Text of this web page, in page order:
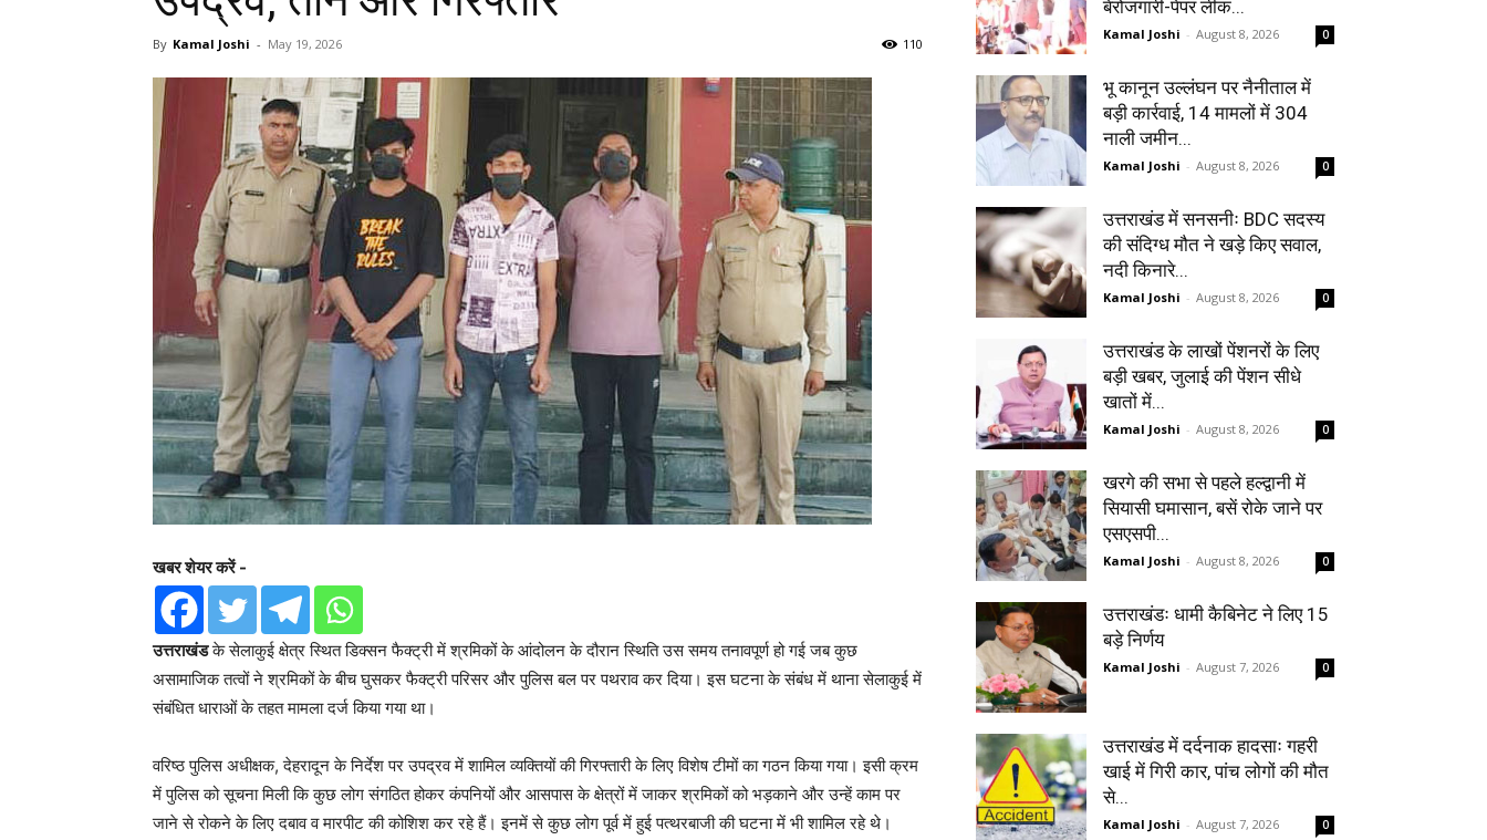
By Kamal Joshi - May 19, 2026 110
खबर शेयर करें -
उत्तराखंडके सेलाकुई क्षेत्र स्थित डिक्सन फैक्ट्री में श्रमिकों के आंदोलन के दौरान स्थिति उस समय तनावपूर्ण हो गई जब कुछ
असामाजिक तत्वों ने श्रमिकों के बीच घुसकर फैक्ट्री परिसर और पुलिस बल पर पथराव कर दिया। इस घटना के संबंध में थाना सेलाकुई में
संबंधित धाराओं के तहत मामला दर्ज किया गया था।
वरिष्ठ पुलिस अधीक्षक, देहरादून के निर्देश पर उपद्रव में शामिल व्यक्तियों की गिरफ्तारी के लिए विशेष टीमों का गठन किया गया। इसी क्रम
में पुलिस को सूचना मिली कि कुछ लोग संगठित होकर कंपनियों और आसपास के क्षेत्रों में जाकर श्रमिकों को भड़काने और उन्हें काम पर
जाने से रोकने के लिए दबाव व मारपीट की कोशिश कर रहे हैं। इनमें से कुछ लोग पूर्व में हुई पत्थरबाजी की घटना में भी शामिल रहे थे।
बेरोजगारी-पेपर लीक...
Kamal Joshi - August 8, 2026 0
भू कानून उल्लंघन पर नैनीताल में
बड़ी कार्रवाई, 14 मामलों में 304
नाली जमीन...
Kamal Joshi - August 8, 2026 0
उत्तराखंड में सनसनीः BDC सदस्य
की संदिग्ध मौत ने खड़े किए सवाल,
नदी किनारे...
Kamal Joshi - August 8, 2026 0
उत्तराखंड के लाखों पेंशनरों के लिए
बड़ी खबर, जुलाई की पेंशन सीधे
खातों में...
Kamal Joshi - August 8, 2026 0
खरगे की सभा से पहले हल्द्वानी में
सियासी घमासान, बसें रोके जाने पर
एसएसपी...
Kamal Joshi - August 8, 2026 0
उत्तराखंडः धामी कैबिनेट ने लिए 15
बड़े निर्णय
Kamal Joshi - August 7, 2026 0
उत्तराखंड में दर्दनाक हादसाः गहरी
खाई में गिरी कार, पांच लोगों की मौत
से...
Kamal Joshi - August 7, 2026 0